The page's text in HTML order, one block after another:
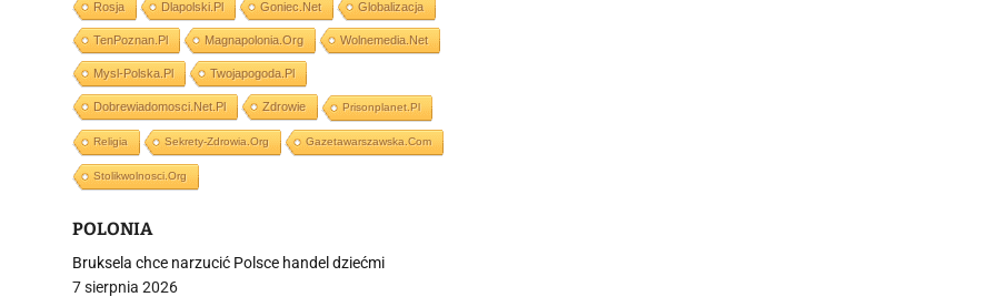
Rosja Dlapolski.pl Goniec.net Globalizacja
TenPoznan.pl Magnapolonia.org Wolnemedia.net
Mysl-Polska.pl Twojapogoda.pl
Dobrewiadomosci.net.pl Zdrowie Prisonplanet.pl
Religia Sekrety-Zdrowia.org Gazetawarszawska.com
Stolikwolnosci.org
POLONIA
Bruksela chce narzucić Polsce handel dziećmi
7 sierpnia 2026